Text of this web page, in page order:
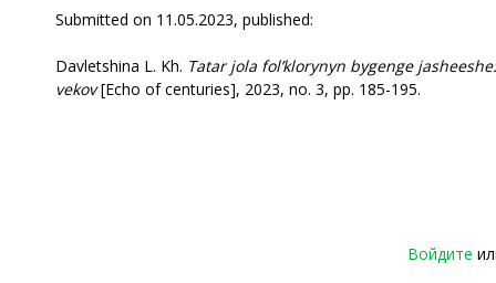
Submitted on 11.05.2023, published:
Davletshina L. Kh. Tatar jola fol’klorynyn bygenge
vekov[Echo of centuries], 2023, no. 3, pp. 185-195.
Войдите